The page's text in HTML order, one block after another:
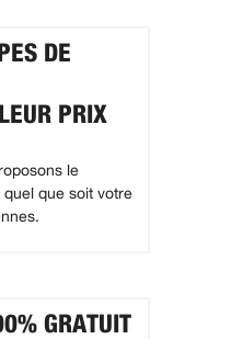
DE
PRIX
le
quel que soit votre
GRATUIT